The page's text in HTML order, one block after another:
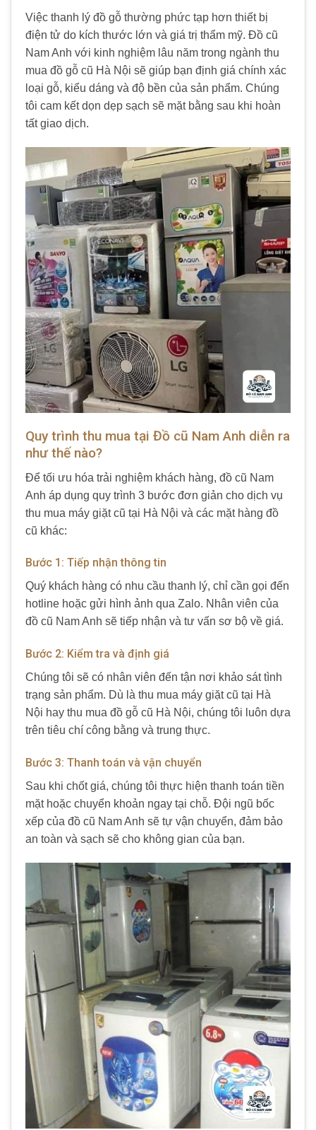
Việc thanh lý đồ gỗ thường phức tạp hơn thiết bị
điện tử do kích thước lớn và giá trị thẩm mỹ. Đồ cũ
Nam Anh với kinh nghiệm lâu năm trong ngành thu
mua đồ gỗ cũ Hà Nội sẽ giúp bạn định giá chính xác
loại gỗ, kiểu dáng và độ bền của sản phẩm. Chúng
tôi cam kết dọn dẹp sạch sẽ mặt bằng sau khi hoàn
tất giao dịch.
Quy trình thu mua tại Đồ cũ Nam Anh diễn ra
như thế nào?
Để tối ưu hóa trải nghiệm khách hàng, đồ cũ Nam
Anh áp dụng quy trình 3 bước đơn giản cho dịch vụ
thu mua máy giặt cũ tại Hà Nội và các mặt hàng đồ
cũ khác:
Bước 1: Tiếp nhận thông tin
Quý khách hàng có nhu cầu thanh lý, chỉ cần gọi đến
hotline hoặc gửi hình ảnh qua Zalo. Nhân viên của
đồ cũ Nam Anh sẽ tiếp nhận và tư vấn sơ bộ về giá.
Bước 2: Kiểm tra và định giá
Chúng tôi sẽ có nhân viên đến tận nơi khảo sát tình
trạng sản phẩm. Dù là thu mua máy giặt cũ tại Hà
Nội hay thu mua đồ gỗ cũ Hà Nội, chúng tôi luôn dựa
trên tiêu chí công bằng và trung thực.
Bước 3: Thanh toán và vận chuyển
Sau khi chốt giá, chúng tôi thực hiện thanh toán tiền
mặt hoặc chuyển khoản ngay tại chỗ. Đội ngũ bốc
xếp của đồ cũ Nam Anh sẽ tự vận chuyển, đảm bảo
an toàn và sạch sẽ cho không gian của bạn.